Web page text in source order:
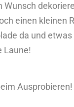
Wunsch
einen kleinen
da und etwas
Laune!
Ausprobieren!